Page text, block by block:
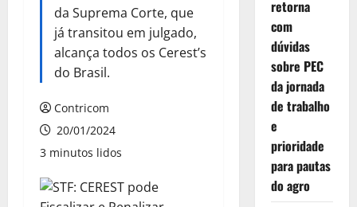
da Suprema Corte, que
já transitou em julgado,
alcança todos os Cerest’s
do Brasil.
Contricom
20/01/2024
3 minutos lidos
retorna
com
dúvidas
sobre PEC
da jornada
de trabalho
e
prioridade
para pautas
do agro